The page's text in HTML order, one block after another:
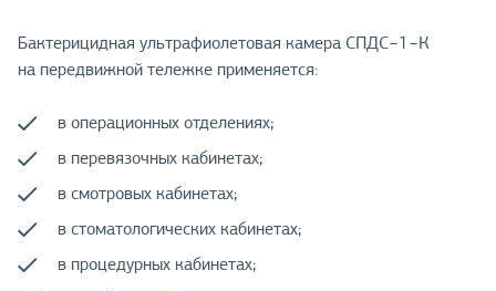
Бактерицидная ультрафиолетовая камера СПДС−1−К
на передвижной тележке применяется:
в операционных отделениях;
в перевязочных кабинетах;
в смотровых кабинетах;
в стоматологических кабинетах;
в процедурных кабинетах;